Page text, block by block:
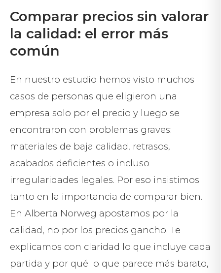
Comparar precios sin valorar
la calidad: el error más
común
En nuestro estudio hemos visto muchos
casos de personas que eligieron una
empresa solo por el precio y luego se
encontraron con problemas graves:
materiales de baja calidad, retrasos,
acabados deficientes o incluso
irregularidades legales. Por eso insistimos
tanto en la importancia de comparar bien.
En Alberta Norweg apostamos por la
calidad, no por los precios gancho. Te
explicamos con claridad lo que incluye cada
partida y por qué lo que parece más barato,